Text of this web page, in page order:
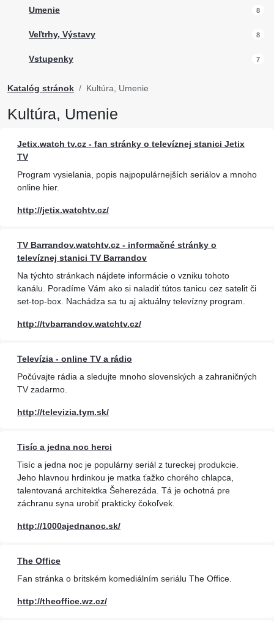
Umenie 8
Veľtrhy, Výstavy 8
Vstupenky 7
Katalóg stránok Kultúra, Umenie
Kultúra, Umenie
Jetix.watch tv.cz - fan stránky o televíznej stanici Jetix
TV
Program vysielania, popis najpopulárnejších seriálov a mnoho
online hier.
http://jetix.watchtv.cz/
TV Barrandov.watchtv.cz - informačné stránky o
televíznej stanici TV Barrandov
Na týchto stránkach nájdete informácie o vzniku tohoto
kanálu. Poradíme Vám ako si naladiť tútos tanicu cez satelit či
set-top-box. Nachádza sa tu aj aktuálny televízny program.
http://tvbarrandov.watchtv.cz/
Televízia - online TV a rádio
Počúvajte rádia a sledujte mnoho slovenských a zahraničných
TV zadarmo.
http://televizia.tym.sk/
Tisíc a jedna noc herci
Tisíc a jedna noc je populárny seriál z tureckej produkcie.
Jeho hlavnou hrdinkou je matka ťažko chorého chlapca,
talentovaná architektka Šeherezáda. Tá je ochotná pre
záchranu syna urobiť prakticky čokoľvek.
http://1000ajednanoc.sk/
The Office
Fan stránka o britském komediálním seriálu The Office.
http://theoffice.wz.cz/